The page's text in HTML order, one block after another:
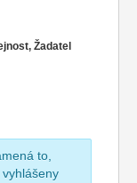
Žadatel
to,